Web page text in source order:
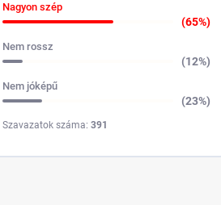
Nagyon szép
(65%)
Nem rossz
(12%)
Nem jóképű
(23%)
Szavazatok száma: 391